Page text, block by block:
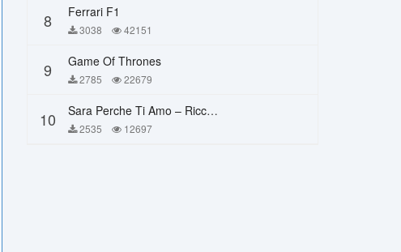
8 Ferrari F1
3038 42151
9 Game Of Thrones
2785 22679
10 Sara Perche Ti Amo – Ricchi E Poveri
2535 12697